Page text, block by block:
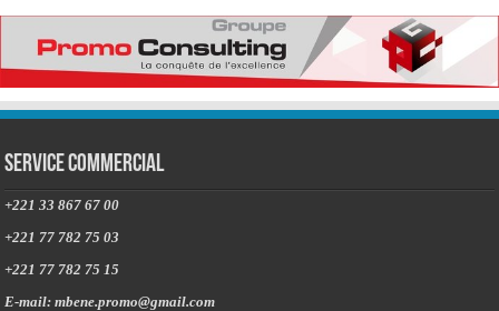
Service commercial
+221 33 867 67 00
+221 77 782 75 03
+221 77 782 75 15
E-mail: mbene.promo@gmail.com